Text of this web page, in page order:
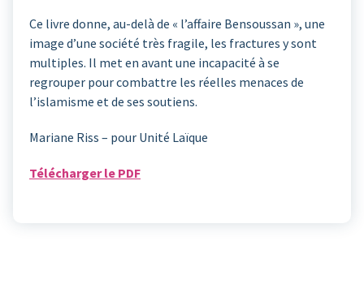
Ce livre donne, au-delà de « l’affaire Bensoussan », une
image d’une société très fragile, les fractures y sont
multiples. Il met en avant une incapacité à se
regrouper pour combattre les réelles menaces de
l’islamisme et de ses soutiens.
Mariane Riss – pour Unité Laïque
Télécharger le PDF